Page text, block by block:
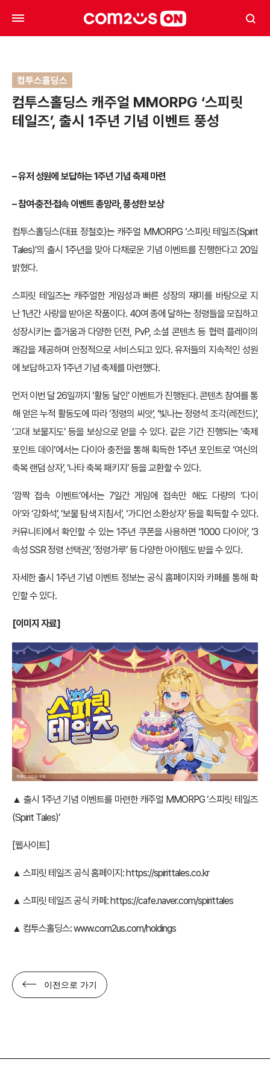
컴투스홀딩스
컴투스홀딩스 캐주얼 MMORPG ‘스피릿
테일즈’, 출시 1주년 기념 이벤트 풍성
– 유저 성원에 보답하는 1주년 기념 축제 마련
– 참여·충전·접속 이벤트 총망라, 풍성한 보상
컴투스홀딩스(대표 정철호)는 캐주얼 MMORPG ‘스피릿 테일즈(Spirit
Tales)’의 출시 1주년을 맞아 다채로운 기념 이벤트를 진행한다고 20일
밝혔다.
스피릿 테일즈는 캐주얼한 게임성과 빠른 성장의 재미를 바탕으로 지
난 1년간 사랑을 받아온 작품이다. 40여 종에 달하는 정령들을 모집하고
성장시키는 즐거움과 다양한 던전, PvP, 소셜 콘텐츠 등 협력 플레이의
쾌감을 제공하며 안정적으로 서비스되고 있다. 유저들의 지속적인 성원
에 보답하고자 1주년 기념 축제를 마련했다.
먼저 이번 달 26일까지 ‘활동 달인’ 이벤트가 진행된다. 콘텐츠 참여를 통
해 얻은 누적 활동도에 따라 ‘정령의 씨앗’, ‘빛나는 정령석 조각(레전드)’,
‘고대 보물지도’ 등을 보상으로 얻을 수 있다. 같은 기간 진행되는 ‘축제
포인트 데이’에서는 다이아 충전을 통해 획득한 1주년 포인트로 ‘여신의
축복 랜덤 상자’, ‘나타 축복 패키지’ 등을 교환할 수 있다.
‘깜짝 접속 이벤트’에서는 7일간 게임에 접속만 해도 다량의 ‘다이
아’와 ‘강화석’, ‘보물 탐색 지침서’, ‘가디언 소환상자’ 등을 획득할 수 있다.
커뮤니티에서 확인할 수 있는 1주년 쿠폰을 사용하면 ‘1000 다이아’, ‘3
속성 SSR 정령 선택권’, ‘정령가루’ 등 다양한 아이템도 받을 수 있다.
자세한 출시 1주년 기념 이벤트 정보는 공식 홈페이지와 카페를 통해 확
인할 수 있다.
[이미지 자료]
▲ 출시 1주년 기념 이벤트를 마련한 캐주얼 MMORPG ‘스피릿 테일즈
(Spirit Tales)’
[웹사이트]
▲ 스피릿 테일즈 공식 홈페이지:https://spirittales.co.kr
▲ 스피릿 테일즈 공식 카페:https://cafe.naver.com/spirittales
▲ 컴투스홀딩스:www.com2us.com/holdings
이전으로 가기